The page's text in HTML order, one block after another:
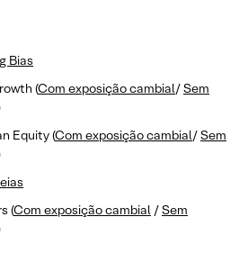
Bias
(Com exposição cambial/Sem
Equity (Com exposição cambial/Sem
(Com exposição cambial /Sem